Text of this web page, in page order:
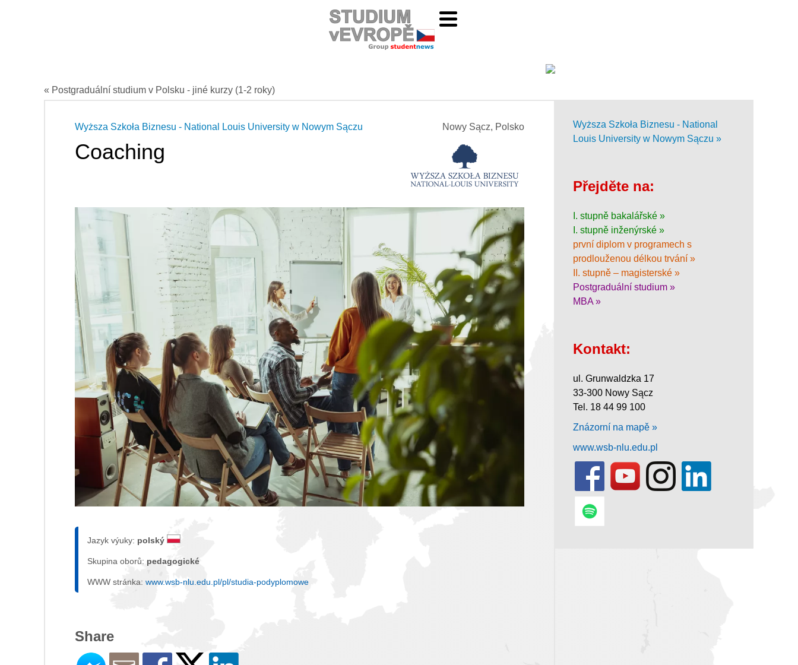
« Postgraduální studium v Polsku - jiné kurzy (1-2 roky)
Nowy Sącz, Polsko
Wyższa Szkoła Biznesu - National Louis University w Nowym Sączu
Coaching
Jazyk výuky: polský
Skupina oborů: pedagogické
WWW stránka: www.wsb-nlu.edu.pl/pl/studia-podyplomowe
Share
Wyższa Szkoła Biznesu - National
Louis University w Nowym Sączu »
Přejděte na:
I. stupně bakalářské »
I. stupně inženýrské »
první diplom v programech s
prodlouženou délkou trvání »
II. stupně – magisterské »
Postgraduální studium »
MBA »
Kontakt:
ul. Grunwaldzka 17
33-300 Nowy Sącz
Tel. 18 44 99 100
Znázorní na mapě »
www.wsb-nlu.edu.pl